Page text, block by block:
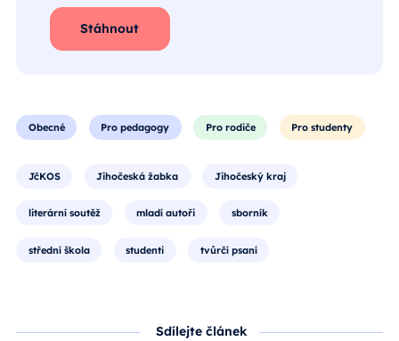
Stáhnout
Obecné Pro pedagogy Pro rodiče Pro studenty
JčKOS Jihočeská žabka Jihočeský kraj
literární soutěž mladí autoři sborník
střední škola studenti tvůrčí psaní
Sdílejte článek